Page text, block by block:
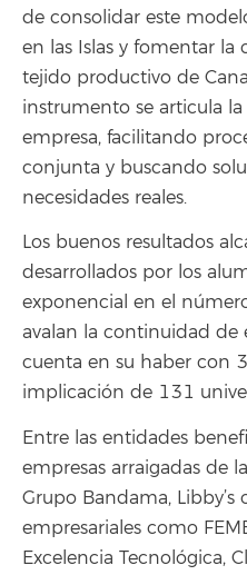
de consolidar este
en las Islas y fomentar la
tejido productivo de
instrumento se articula
empresa, facilitando
conjunta y buscando
necesidades reales.
Los buenos resultados
desarrollados por los
exponencial en el
avalan la continuidad de
cuenta en su haber con
implicación de 131
Entre las entidades
empresas arraigadas de
Grupo Bandama, Libby’s
empresariales como
Excelencia Tecnológica,